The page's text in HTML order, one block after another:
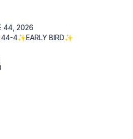
44, 2026
44-4✨EARLY BIRD✨